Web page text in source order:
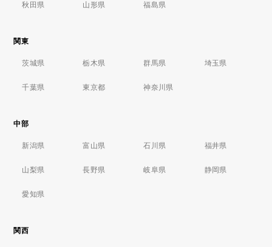
秋田県 山形県 福島県
関東
茨城県 栃木県 群馬県 埼玉県
千葉県 東京都 神奈川県
中部
新潟県 富山県 石川県 福井県
山梨県 長野県 岐阜県 静岡県
愛知県
関西